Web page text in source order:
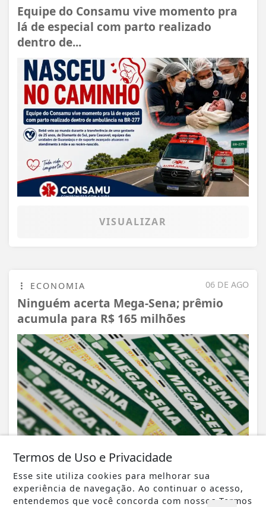
Equipe do Consamu vive momento pra
lá de especial com parto realizado
dentro de...
VISUALIZAR
06 DE AGO
ECONOMIA
Ninguém acerta Mega-Sena; prêmio
acumula para R$ 165 milhões
VISUALIZAR
Termos de Uso e Privacidade
Esse site utiliza cookies para melhorar sua
experiência de navegação. Ao continuar o acesso,
entendemos que você concorda com nossos Termos